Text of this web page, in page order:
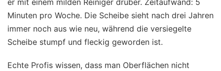
er mit einem milden Reiniger drüber. Zeitaufwand: 5
Minuten pro Woche. Die Scheibe sieht nach drei Jahren
immer noch aus wie neu, während die versiegelte
Scheibe stumpf und fleckig geworden ist.
Echte Profis wissen, dass man Oberflächen nicht